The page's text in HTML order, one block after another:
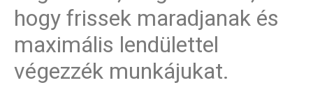
hogy frissek maradjanak és
maximális lendülettel
végezzék munkájukat.